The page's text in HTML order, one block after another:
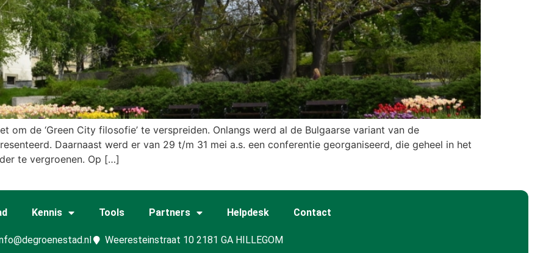
om de ‘Green City filosofie’ te verspreiden. Onlangs werd al de Bulgaarse variant van de
Daarnaast werd er van 29 t/m 31 mei a.s. een conferentie georganiseerd, die geheel in het
te vergroenen. Op […]
Kennis Tools Partners Helpdesk Contact
Weeresteinstraat 10 2181 GA HILLEGOM